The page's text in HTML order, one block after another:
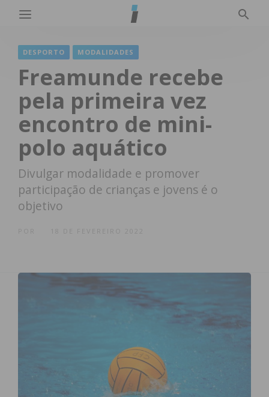
DESPORTO MODALIDADES
Freamunde recebe
pela primeira vez
encontro de mini-
polo aquático
Divulgar modalidade e promover
participação de crianças e jovens é o
objetivo